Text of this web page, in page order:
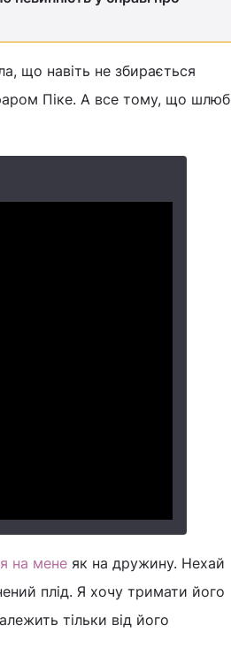
що навіть не збирається
Піке. А все тому, що шлюб
на мене як на дружину. Нехай
плід. Я хочу тримати його
тільки від його